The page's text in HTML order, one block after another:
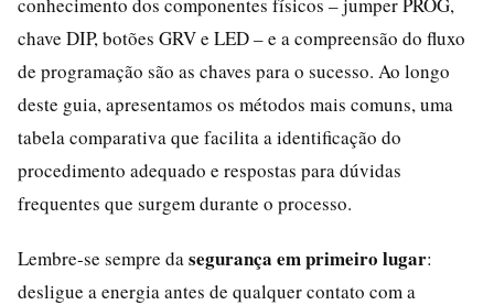
chave DIP, botões GRV e LED – e a compreensão do fluxo
de programação são as chaves para o sucesso. Ao longo
deste guia, apresentamos os métodos mais comuns, uma
tabela comparativa que facilita a identificação do
procedimento adequado e respostas para dúvidas
frequentes que surgem durante o processo.
Lembre-se sempre da segurança em primeiro lugar:
desligue a energia antes de qualquer contato com a